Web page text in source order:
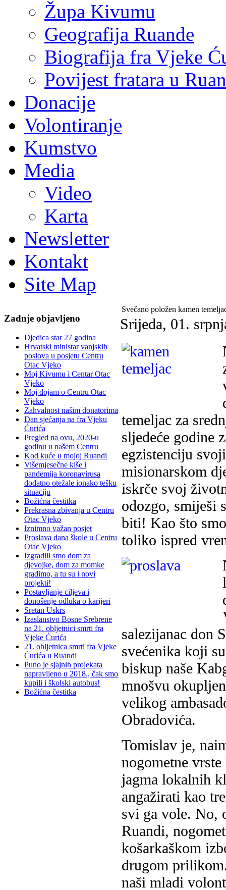
Župa Kivumu
Geografija Ruande
Biografija fra Vjeke
Povijest fratara u
Donacije
Volontiranje
Kumstvo
Media
Video
Karta
Newsletter
Kontakt
Site Map
Zadnje objavljeno
Djedica star 27 godina
Hrvatski ministar vanjskih
poslova u posjetu Centru
Otac Vjeko
Moj Kivumu i Centar Otac
Vjeko
Moj dojam o Centru Otac
Vjeko
Zahvalnost našim donatorima
Dan sjećanja na fra Vjeku
Ćurića
Pregled na ovu, 2020-u
godinu u našem Centru
Kod kuće u mojoj Ruandi
Višemjesečne kiše i
pandemija koronavirusa
dodatno otežale ionako tešku
situaciju
Božićna čestitka
Prekrasna zbivanja u Centru
Otac Vjeko
Iznimno važan posjet
Proslava dana škole u Centru
Otac Vjeko
Izgradili smo dom za
djevojke, dom za momke
gradimo, a tu su i novi
projekti!
Postavljanje ciljeva i
donošenje odluka o karijeri
Sretan Uskrs
Izaslanstvo Bosne Srebrene
na 21. obljetnici smrti fra
Vjeke Ćurića
21. obljetnica smrti fra Vjeke
Ćurića u Ruandi
Puno je sjajnih projekata
napravljeno u 2018., čak smo
kupili i školski autobus!
Božićna čestitka
Svečano položen kamen
Srijeda, 01.
temeljac za
sljedeće godine
egzistenciju
misionarskom
iskrče svoj
odozgo, smiješi
biti! Kao što
toliko ispred
salezijanac don
svećenika koji
biskup naše
mnošvu
velikog
Obradovića.
Tomislav je,
nogometne
jagma lokalnih
angažirati kao
svi ga vole. No,
Ruandi,
košarkaškom
drugom
naši mladi